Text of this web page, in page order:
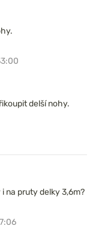
delší nohy.
na pruty delky 3,6m?